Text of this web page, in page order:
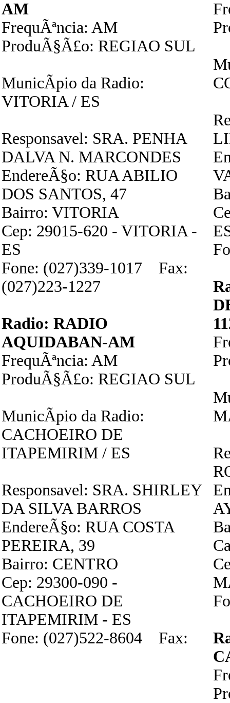
AM
FrequÃªncia: AM
ProduÃ§Ã£o: REGIAO SUL
MunicÃ­pio da Radio:
VITORIA / ES
Responsavel: SRA. PENHA
DALVA N. MARCONDES
EndereÃ§o: RUA ABILIO
DOS SANTOS, 47
Bairro: VITORIA
Cep: 29015-620 - VITORIA -
ES
Fone: (027)339-1017 Fax:
(027)223-1227
Radio: RADIO
AQUIDABAN-AM
FrequÃªncia: AM
ProduÃ§Ã£o: REGIAO SUL
MunicÃ­pio da Radio:
CACHOEIRO DE
ITAPEMIRIM / ES
Responsavel: SRA. SHIRLEY
DA SILVA BARROS
EndereÃ§o: RUA COSTA
PEREIRA, 39
Bairro: CENTRO
Cep: 29300-090 -
CACHOEIRO DE
ITAPEMIRIM - ES
Fone: (027)522-8604 Fax: